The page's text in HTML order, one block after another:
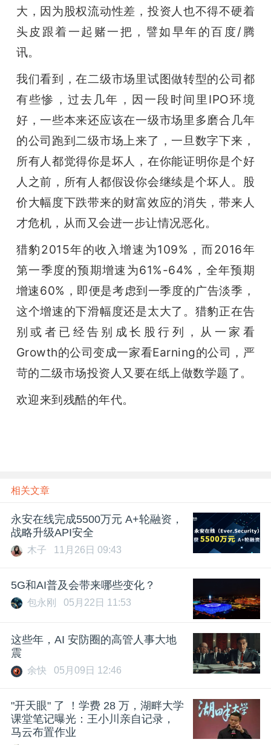
大，因为股权流动性差，投资人也不得不硬着
头皮跟着一起赌一把，譬如早年的百度/腾
讯。
我们看到，在二级市场里试图做转型的公司都
有些惨，过去几年，因一段时间里IPO环境
好，一些本来还应该在一级市场里多磨合几年
的公司跑到二级市场上来了，一旦数字下来，
所有人都觉得你是坏人，在你能证明你是个好
人之前，所有人都假设你会继续是个坏人。股
价大幅度下跌带来的财富效应的消失，带来人
才危机，从而又会进一步让情况恶化。
猎豹2015年的收入增速为109%，而2016年
第一季度的预期增速为61%-64%，全年预期
增速60%，即便是考虑到一季度的广告淡季，
这个增速的下滑幅度还是太大了。猎豹正在告
别或者已经告别成长股行列，从一家看
Growth的公司变成一家看Earning的公司，严
苛的二级市场投资人又要在纸上做数学题了。
欢迎来到残酷的年代。
相关文章
永安在线完成5500万元 A+轮融资，
战略升级API安全
木子 11月26日 09:43
5G和AI普及会带来哪些变化？
包永刚 05月22日 11:53
这些年，AI 安防圈的高管人事大地
震
余快 05月09日 12:46
"开天眼" 了 ！学费 28 万，湖畔大学
课堂笔记曝光：王小川亲自记录，
马云布置作业